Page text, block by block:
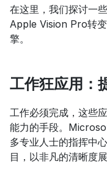
在这里，我们探讨一
Apple Vision Pro转
擎。
工作狂应用：
工作必须完成，这些
能力的手段。
多专业人士的指挥中
目，以非凡的清晰度展